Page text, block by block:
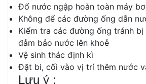
Đổ nước ngập hoàn toàn máy
Không để các đường ống dẫn
Kiểm tra các đường ống tránh
đảm bảo nước lên khoẻ
Vệ sinh thác định kì
Đặt bi, cối vào vị trí thêm nước
Lưu ý :